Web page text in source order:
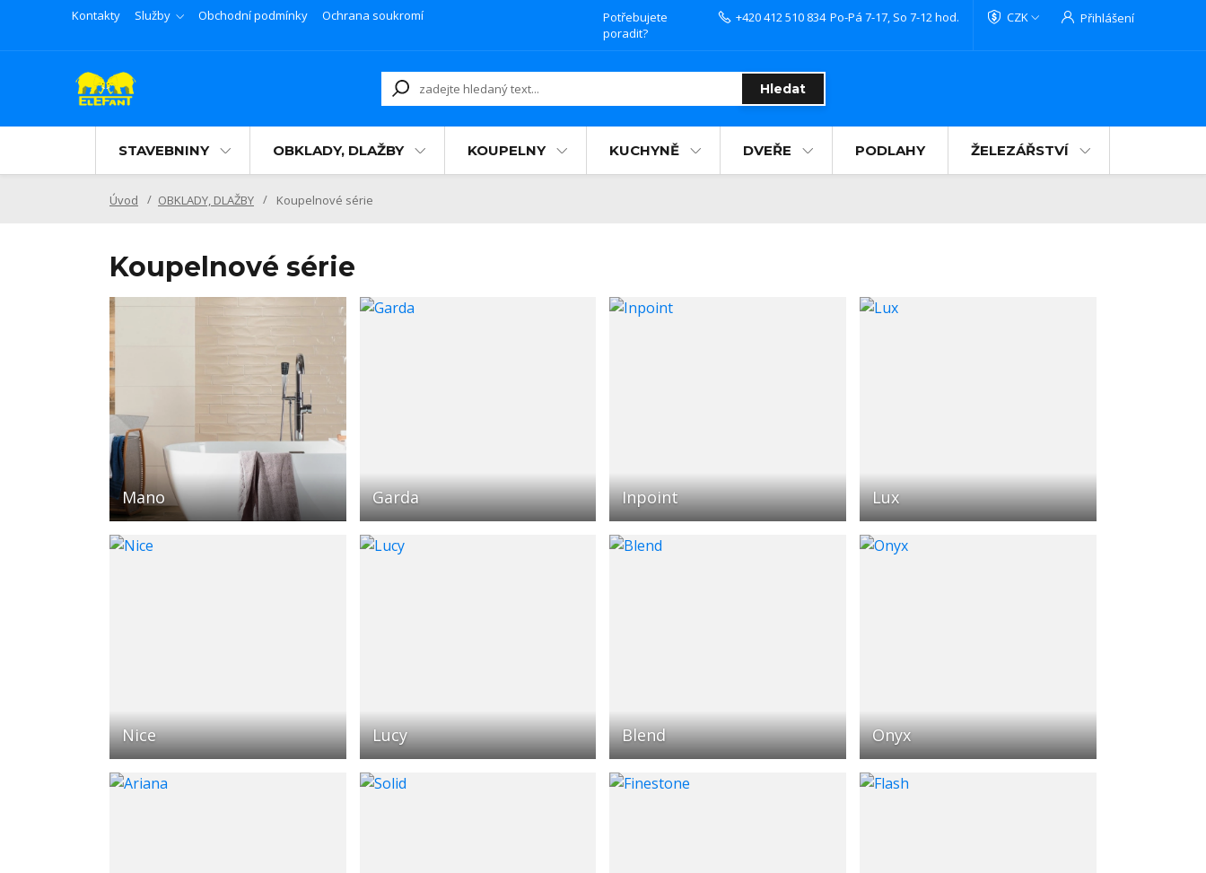
Kontakty Služby Obchodní podmínky Ochrana soukromí CZK Přihlášení
Hledat
Potřebujete
poradit?
+420 412 510 834 Po-Pá 7-17, So 7-12 hod.
STAVEBNINY OBKLADY, DLAŽBY KOUPELNY KUCHYNĚ DVEŘE PODLAHY ŽELEZÁŘSTVÍ
Úvod OBKLADY, DLAŽBY Koupelnové série
Koupelnové série
Mano Garda Inpoint Lux
Nice Lucy Blend Onyx